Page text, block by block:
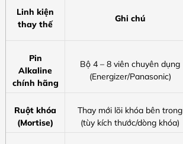
Linh kiện
thay thế
Ghi chú
Pin
Alkaline
chính hãng
Bộ 4 – 8 viên chuyên dụng
(Energizer/Panasonic)
Ruột khóa
(Mortise)
Thay mới lõi khóa bên trong
(tùy kích thước/dòng khóa)